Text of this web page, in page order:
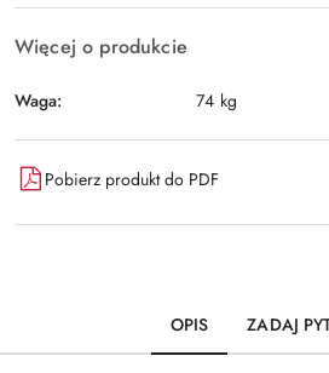
Więcej o produkcie
Waga: 74 kg
Pobierz produkt do PDF
OPIS ZADAJ